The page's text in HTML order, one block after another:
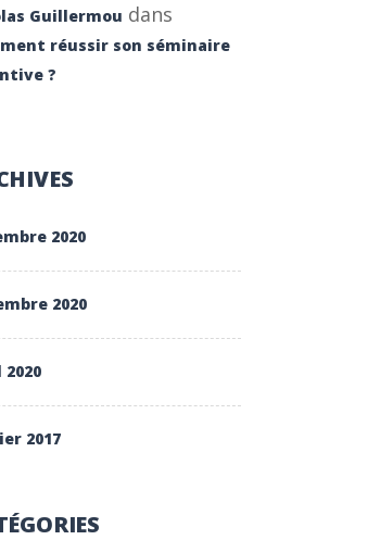
Guillermou dans
réussir son séminaire
?
2020
2020
2017